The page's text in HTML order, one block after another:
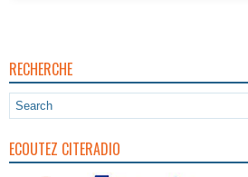
RECHERCHE
ECOUTEZ CITERADIO